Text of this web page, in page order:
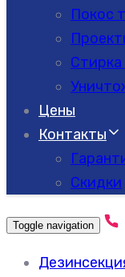
Покос
Цены
Контакты
Скидки
Toggle navigation